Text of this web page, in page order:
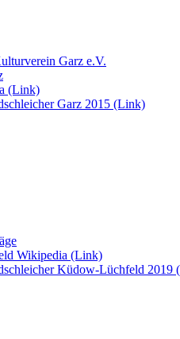
Garz e.V.
(Link)
Garz 2015 (Link)
Wikipedia (Link)
Küdow-Lüchfeld 2019